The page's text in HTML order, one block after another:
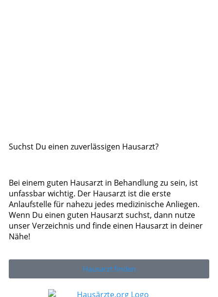
Suchst Du einen zuverlässigen Hausarzt?
Bei einem guten Hausarzt in Behandlung zu sein, ist
unfassbar wichtig. Der Hausarzt ist die erste
Anlaufstelle für nahezu jedes medizinische Anliegen.
Wenn Du einen guten Hausarzt suchst, dann nutze
unser Verzeichnis und finde einen Hausarzt in deiner
Nähe!
Hausarzt finden